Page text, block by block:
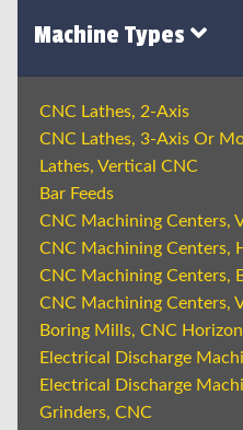
Machine Types
CNC Lathes, 2-Axis
CNC Lathes, 3-Axis Or
Lathes, Vertical CNC
Bar Feeds
CNC Machining Centers,
CNC Machining Centers,
CNC Machining Centers,
CNC Machining Centers,
Boring Mills, CNC
Electrical Discharge
Electrical Discharge
Grinders, CNC